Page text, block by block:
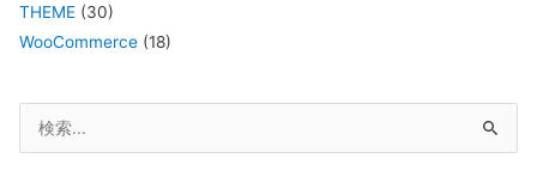
THEME (30)
WooCommerce (18)